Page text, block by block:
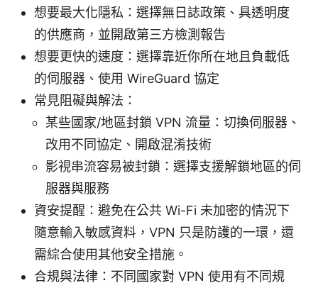
想要最大化隱私：選擇無日誌政策、具透明度
的供應商，並開啟第三方檢測報告
想要更快的速度：選擇靠近你所在地且負載低
的伺服器、使用 WireGuard 協定
常見阻礙與解法：
某些國家/地區封鎖 VPN 流量：切換伺服器、
改用不同協定、開啟混淆技術
影視串流容易被封鎖：選擇支援解鎖地區的伺
服器與服務
資安提醒：避免在公共 Wi-Fi 未加密的情況下
隨意輸入敏感資料，VPN 只是防護的一環，還
需綜合使用其他安全措施。
合規與法律：不同國家對 VPN 使用有不同規